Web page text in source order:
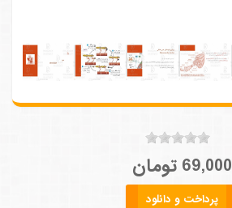
69,000 تومان
پرداخت و دانلود